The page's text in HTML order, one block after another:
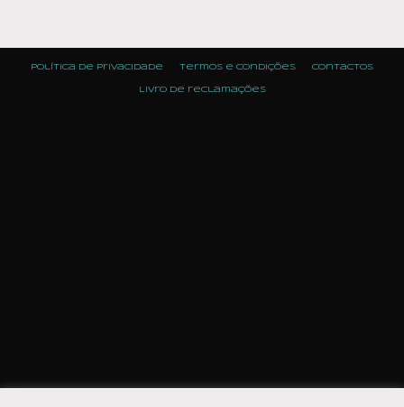
Política de Privacidade Termos e condições Contactos
Livro de reclamações